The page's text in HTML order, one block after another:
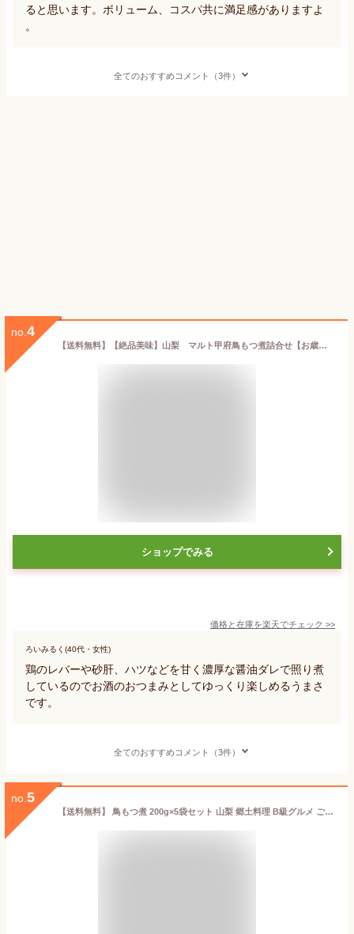
ると思います。ボリューム、コスパ共に満足感がありますよ
。
全てのおすすめコメント（3件）
no. 4
【送料無料】【絶品美味】山梨 マルト甲府鳥もつ煮詰合せ【お歳暮・お中元・ギフトに】【代引き不可】
ショップでみる
価格と在庫を楽天でチェック >>
ろいみるく(40代・女性)
鶏のレバーや砂肝、ハツなどを甘く濃厚な醤油ダレで照り煮
しているのでお酒のおつまみとしてゆっくり楽しめるうまさ
です。
全てのおすすめコメント（3件）
no. 5
【送料無料】 鳥もつ煮 200g×5袋セット 山梨 郷土料理 B級グルメ ご当地グルメ 時短 料理 お得な まとめ買いセット